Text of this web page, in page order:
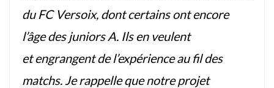
du FC Versoix, dont certains ont encore
l’âge des juniors A. Ils en veulent
et engrangent de l’expérience au fil des
matchs. Je rappelle que notre projet